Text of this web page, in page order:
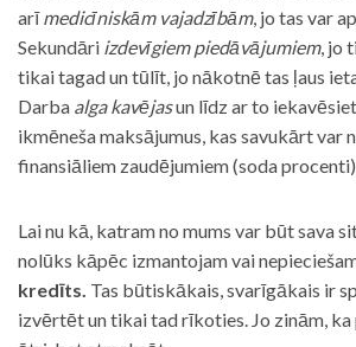
arīmedicīniskām vajadzībām, jo tas var
Sekundāri izdevīgiem piedāvājumiem, jo
tikai tagad un tūlīt, jo nākotnē tas ļaus
Darba alga kavējasun līdz ar to
ikmēneša maksājumus, kas savukārt var
finansiāliem zaudējumiem (soda
Lai nu kā, katram no mums var būt sava
nolūks kāpēc izmantojam vai
kredīts. Tas būtiskākais, svarīgākais ir
izvērtēt un tikai tad rīkoties. Jo zinām,